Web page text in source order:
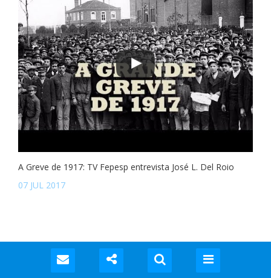
A Greve de 1917: TV Fepesp entrevista José L. Del Roio
07 JUL 2017